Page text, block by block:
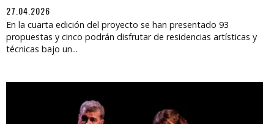
27.04.2026
En la cuarta edición del proyecto se han presentado 93
propuestas y cinco podrán disfrutar de residencias artísticas y
técnicas bajo un...